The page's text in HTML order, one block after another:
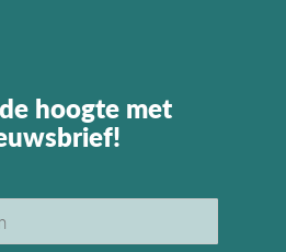
hoogte met